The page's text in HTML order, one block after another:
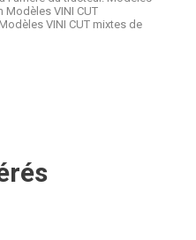
Modèles VINI CUT
VINI CUT mixtes de